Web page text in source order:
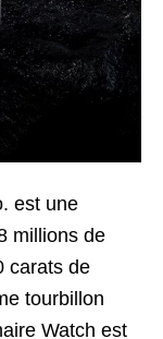
est une
millions de
carats de
tourbillon
Watch est